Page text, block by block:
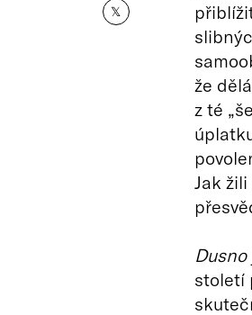
𝕏
že
z té
Jak
Dusno
století